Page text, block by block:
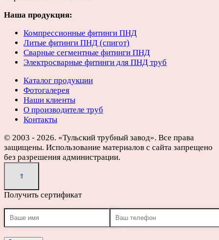
Наша продукция:
Компрессионные фитинги ПНД
Литые фитинги ПНД (спигот)
Сварные сегментные фитинги ПНД
Электросварные фитинги для ПНД труб
Каталог продукции
Фотогалерея
Наши клиенты
О производителе труб
Контакты
© 2003 - 2026. «Тульский трубный завод». Все права
защищены. Использование материалов с сайта запрещено
без разрешения администрации.
Получить сертификат